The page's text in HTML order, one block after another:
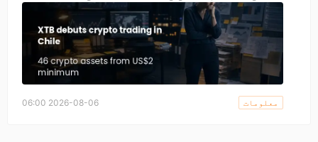
chat debut there just two weeks earlier. European
expansion is underway with Cyprus already live and
Spain expected by end-2026, while Poland remains
stuck in a regulatory deadlock after three presidential
vetoes.
معلومات 2026-08-06 06:00